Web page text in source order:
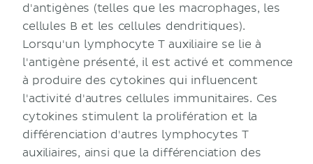
d'antigènes (telles que les macrophages, les
cellules B et les cellules dendritiques).
Lorsqu'un lymphocyte T auxiliaire se lie à
l'antigène présenté, il est activé et commence
à produire des cytokines qui influencent
l'activité d'autres cellules immunitaires. Ces
cytokines stimulent la prolifération et la
différenciation d'autres lymphocytes T
auxiliaires, ainsi que la différenciation des